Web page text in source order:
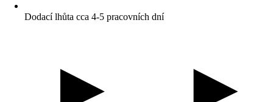
Dodací lhůta cca 4-5 pracovních dní